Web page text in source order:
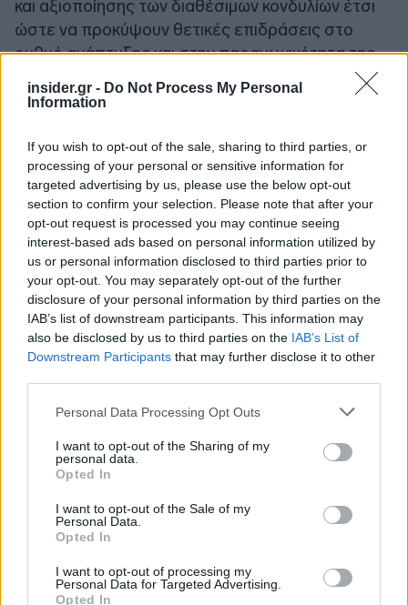
insider.gr - Do Not Process My Personal
Information
If you wish to opt-out of the sale, sharing to third parties, or
processing of your personal or sensitive information for
targeted advertising by us, please use the below opt-out
section to confirm your selection. Please note that after your
opt-out request is processed you may continue seeing
interest-based ads based on personal information utilized by
us or personal information disclosed to third parties prior to
your opt-out. You may separately opt-out of the further
disclosure of your personal information by third parties on the
IAB’s list of downstream participants. This information may
also be disclosed by us to third parties on the IAB’s List of
Downstream Participants that may further disclose it to other
Please note that this website/app uses one or more Google
not limited to your visit or usage behaviour. You may click to
grant or deny consent to Google and its third-party tags to
use your data for below specified purposes in below Google
consent section.
Personal Data Processing Opt Outs
I want to opt-out of the Sharing of my
personal data.
Opted In
I want to opt-out of the Sale of my
Personal Data.
Opted In
I want to opt-out of processing my
Personal Data for Targeted Advertising.
Opted In
και αξιοποίησης των διαθέσιμων κονδυλίων έτσι
ώστε να προκύψουν θετικές επιδράσεις στο
ρυθμό ανάπτυξης και στην παραγωγικότητα της
οικονομίας τα επόμενα χρόνια. Προς το σκοπό
αυτό συντελούν η στενή παρακολούθηση της
στόχων και η συνεργασία με την Ευρωπαϊκή
Επιτροπή», αναφέρεται στην έκθεση.